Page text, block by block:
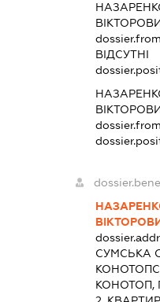
ВІДСУТНІ
СУМСЬКА
КОНОТОП,